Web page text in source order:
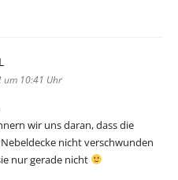
um 10:41 Uhr
wir uns daran, dass die
nicht verschwunden
nur gerade nicht